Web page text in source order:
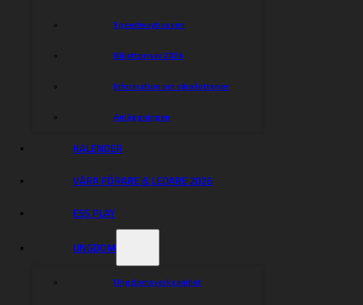
Speedwaybussen
Biljettpriser 2026
Information om våra lotterier
Anläggningen
KALENDER
VÅRA FÖRARE & LEDARE 2026
ESS PLAY
UNGDOM
Ungdomsverksamhet